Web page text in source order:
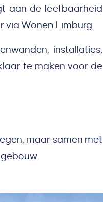
aan de leefbaarheid
via Wonen Limburg.
installaties,
te maken voor de
maar samen met